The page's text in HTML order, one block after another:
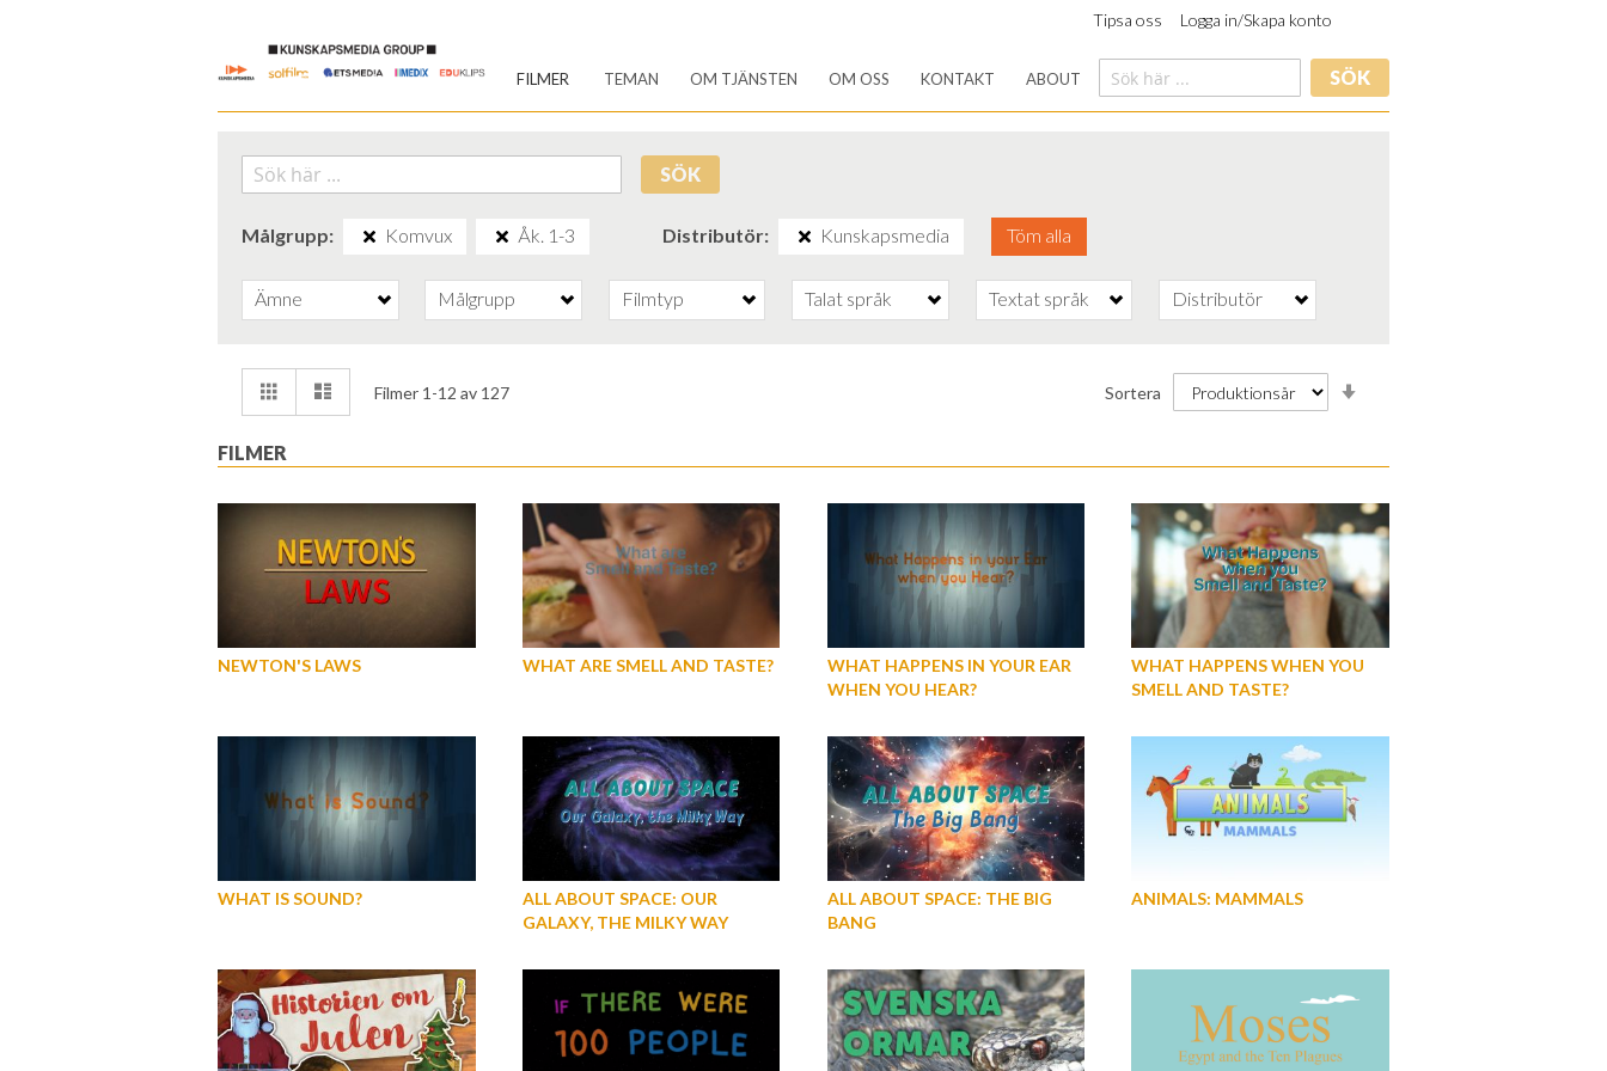
Tipsa oss Logga in/Skapa konto
Content
FILMER TEMAN OM TJÄNSTEN OM OSS KONTAKT ABOUT SÖK
SÖK
Målgrupp Komvux Åk. 1-3 Distributör Kunskapsmedia Töm alla
Ämne Målgrupp Filmtyp Talat språk Textat språk Distributör
Visa
som
Rutnät ListaFilmer 1 -12 av 127 Sortera
FILMER
NEWTON'S LAWS WHAT ARE SMELL AND TASTE?
WHAT HAPPENS IN YOUR EAR
WHEN YOU HEAR?
WHAT HAPPENS WHEN YOU
SMELL AND TASTE?
WHAT IS SOUND?
ALL ABOUT SPACE: OUR
GALAXY, THE MILKY WAY
ALL ABOUT SPACE: THE BIG
BANG
ANIMALS: MAMMALS